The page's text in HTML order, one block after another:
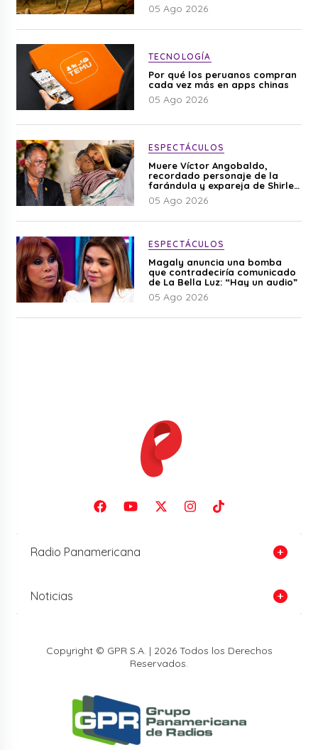
05 Ago 2026
TECNOLOGÍA
Por qué los peruanos compran
cada vez más en apps chinas
05 Ago 2026
ESPECTÁCULOS
Muere Víctor Angobaldo,
recordado personaje de la
farándula y expareja de Shirley
Cherres
05 Ago 2026
ESPECTÁCULOS
Magaly anuncia una bomba
que contradeciría comunicado
de La Bella Luz: “Hay un audio”
05 Ago 2026
Radio Panamericana
Noticias
Copyright © GPR S.A. | 2026 Todos los Derechos
Reservados.